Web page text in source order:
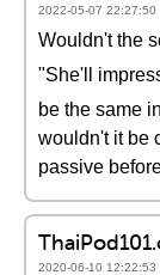
2022-05-07 22:27:50
Wouldn't the
"She'll
be the same
wouldn't it be
passive
2020-06-10 12:22:53